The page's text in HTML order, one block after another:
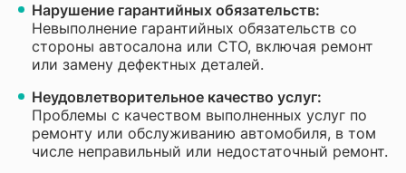
Нарушение гарантийных обязательств:
Невыполнение гарантийных обязательств со
стороны автосалона или СТО, включая ремонт
или замену дефектных деталей.
Неудовлетворительное качество услуг:
Проблемы с качеством выполненных услуг по
ремонту или обслуживанию автомобиля, в том
числе неправильный или недостаточный ремонт.